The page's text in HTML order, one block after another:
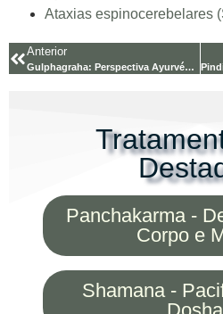
Ataxias espinocerebelares
Anterior
Gulphagraha: Perspectiva Ayurvédica e Ligações com a
Panchakarma -
Corpo e
Shamana -